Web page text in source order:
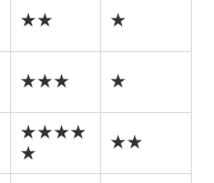
★★ ★
★★★ ★
★★★★
★
★★